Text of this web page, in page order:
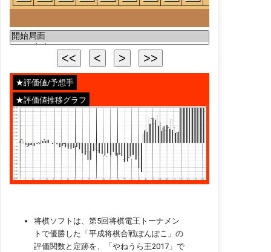
★評価値/予想手
★評価値推移グラフ
将棋ソフトは、第5回将棋電王トーナメン
トで優勝した「平成将棋合戦ぽんぽこ」の
評価関数と定跡を、「やねうら王2017」で